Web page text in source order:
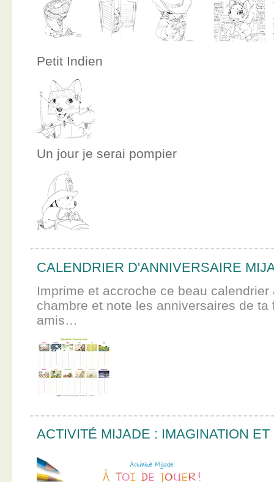
Petit Indien
Un jour je serai pompier
CALENDRIER D'ANNIVERSAIRE
Imprime et accroche ce beau calendrier
chambre et note les anniversaires de ta
amis…
ACTIVITÉ MIJADE : IMAGINATION